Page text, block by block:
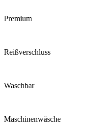
Premium
Reiß­verschluss
Waschbar
Maschinen­wäsche